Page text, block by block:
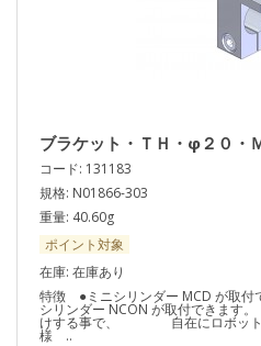
ブラケット・ＴＨ・φ２０・
コード: 131183
規格: N01866-303
重量: 40.60g
ポイント対象
在庫: 在庫あり
特徴 ●ミニシリンダー MCD が
シリンダー NCON が取付できま
けする事で、 自在にロボット
様 ..